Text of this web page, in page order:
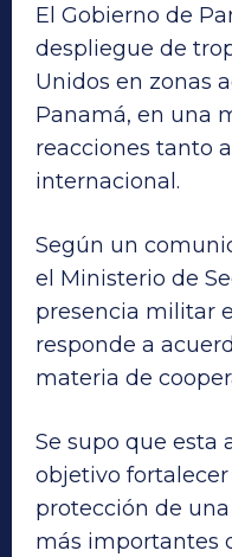
El Gobierno de
despliegue de
Unidos en zonas
Panamá, en una
reacciones tanto
internacional.
Según un
el Ministerio de
presencia militar
responde a
materia de
Se supo que esta
objetivo
protección de
más importantes